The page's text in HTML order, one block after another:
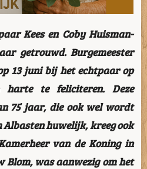
Kees en Coby Huisman-
getrouwd. Burgemeester
13 juni bij het echtpaar op
te feliciteren. Deze
75 jaar, die ook wel wordt
huwelijk, kreeg ook
van de Koning in
Blom, was aanwezig om het